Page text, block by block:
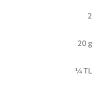
2
20 g
¼ TL